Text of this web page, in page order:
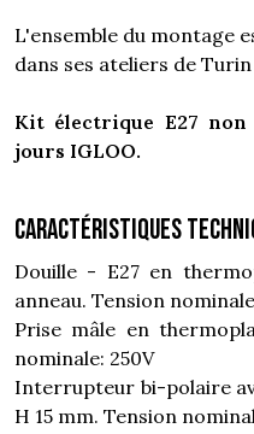
L'ensemble du montage
dans ses ateliers de
Kit électrique E27 non
jours IGLOO.
Caractéristiques
Douille - E27 en
anneau. Tension
Prise mâle en
nominale: 250V
Interrupteur bi-polaire
H 15 mm. Tension